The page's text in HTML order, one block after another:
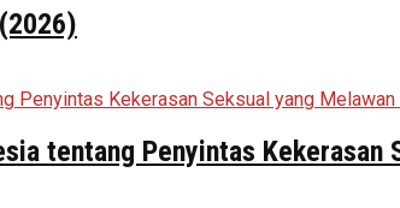
tentang Penyintas Kekerasan